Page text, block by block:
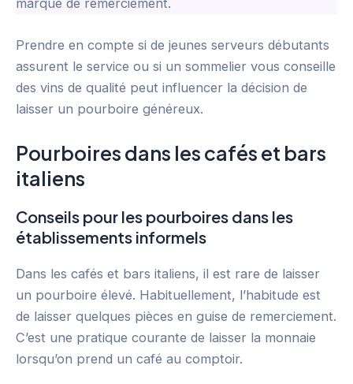
Prendre en compte si de jeunes serveurs débutants
assurent le service ou si un sommelier vous conseille
des vins de qualité peut influencer la décision de
laisser un pourboire généreux.
Pourboires dans les cafés et bars
italiens
Conseils pour les pourboires dans les
établissements informels
Dans les cafés et bars italiens, il est rare de laisser
un pourboire élevé. Habituellement, l’habitude est
de laisser quelques pièces en guise de remerciement.
C’est une pratique courante de laisser la monnaie
lorsqu’on prend un café au comptoir.